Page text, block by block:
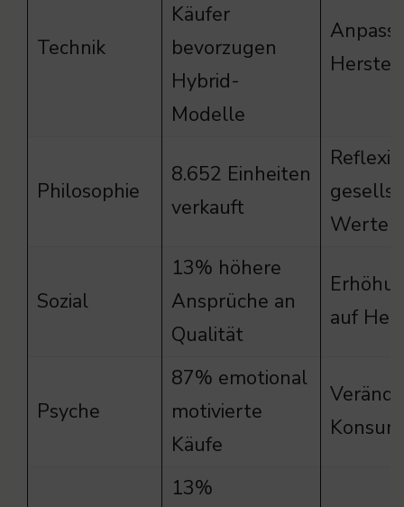
Technik
Käufer
bevorzugen
Hybrid-
Modelle
Philosophie
8.652 Einheiten
verkauft
Werte
Sozial
13% höhere
Ansprüche an
Qualität
auf
Psyche
87% emotional
motivierte
Käufe
13%